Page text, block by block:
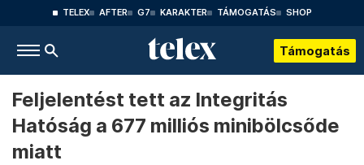
TELEX AFTER G7 KARAKTER TÁMOGATÁS SHOP
Támogatás
Feljelentést tett az Integritás
Hatóság a 677 milliós minibölcsőde
miatt